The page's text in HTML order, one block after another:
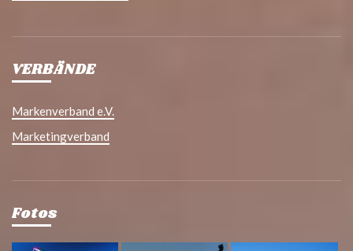
VERBÄNDE
Markenverband e.V.
Marketingverband
Fotos